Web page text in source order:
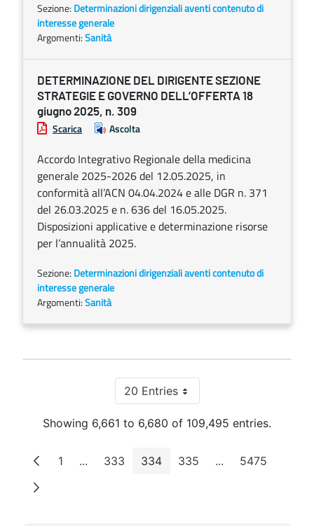
Sezione: Determinazioni dirigenziali aventi contenuto di
interesse generale
Argomenti:Sanità
DETERMINAZIONE DEL DIRIGENTE SEZIONE
STRATEGIE E GOVERNO DELL’OFFERTA 18
giugno 2025, n. 309
Scarica Ascolta
Accordo Integrativo Regionale della medicina
generale 2025-2026 del 12.05.2025, in
conformità all’ACN 04.04.2024 e alle DGR n. 371
del 26.03.2025 e n. 636 del 16.05.2025.
Disposizioni applicative e determinazione risorse
per l’annualità 2025.
Sezione: Determinazioni dirigenziali aventi contenuto di
interesse generale
Argomenti:Sanità
20 EntriesPer Page
Showing 6,661 to 6,680 of 109,495 entries.
Page
1 ...Intermediate Pages
Page
333 Page
334 Page
335 ...Intermediate
Page
5475